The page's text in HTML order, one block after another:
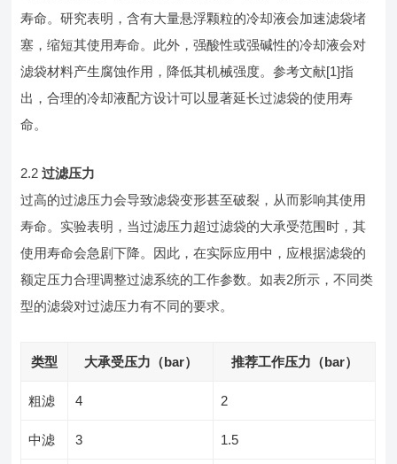
寿命。研究表明，含有大量悬浮颗粒的冷却液会加速滤袋堵
塞，缩短其使用寿命。此外，强酸性或强碱性的冷却液会对
滤袋材料产生腐蚀作用，降低其机械强度。参考文献[1]指
出，合理的冷却液配方设计可以显著延长过滤袋的使用寿
命。
2.2过滤压力
过高的过滤压力会导致滤袋变形甚至破裂，从而影响其使用
寿命。实验表明，当过滤压力超过滤袋的大承受范围时，其
使用寿命会急剧下降。因此，在实际应用中，应根据滤袋的
额定压力合理调整过滤系统的工作参数。如表2所示，不同类
型的滤袋对过滤压力有不同的要求。
类型 大承受压力（bar） 推荐工作压力（bar）
粗滤 4 2
中滤 3 1.5